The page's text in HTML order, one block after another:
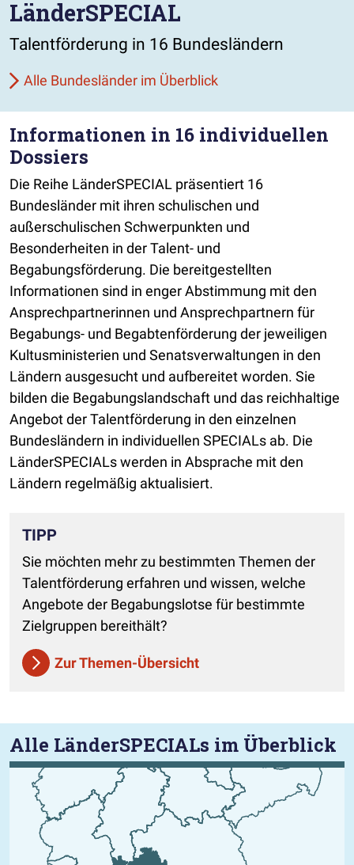
LänderSPECIAL
Talentförderung in 16 Bundesländern
Alle Bundesländer im Überblick
Informationen in 16 individuellen
Dossiers
Die Reihe LänderSPECIAL präsentiert 16
Bundesländer mit ihren schulischen und
außerschulischen Schwerpunkten und
Besonderheiten in der Talent- und
Begabungsförderung. Die bereitgestellten
Informationen sind in enger Abstimmung mit den
Ansprechpartnerinnen und Ansprechpartnern für
Begabungs- und Begabtenförderung der jeweiligen
Kultusministerien und Senatsverwaltungen in den
Ländern ausgesucht und aufbereitet worden. Sie
bilden die Begabungslandschaft und das reichhaltige
Angebot der Talentförderung in den einzelnen
Bundesländern in individuellen SPECIALs ab. Die
LänderSPECIALs werden in Absprache mit den
Ländern regelmäßig aktualisiert.
TIPP
Sie möchten mehr zu bestimmten Themen der
Talentförderung erfahren und wissen, welche
Angebote der Begabungslotse für bestimmte
Zielgruppen bereithält?
Zur Themen-Übersicht
Alle LänderSPECIALs im Überblick